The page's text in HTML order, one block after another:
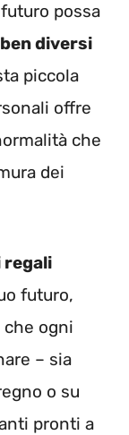
possa
diversi
piccola
offre
che
dei
regali
futuro,
ogni
– sia
o su
pronti a